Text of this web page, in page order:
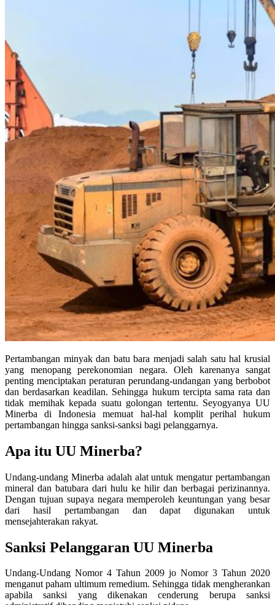
Pertambangan minyak dan batu bara menjadi salah satu hal krusial
yang menopang perekonomian negara. Oleh karenanya sangat
penting menciptakan peraturan perundang-undangan yang berbobot
dan berdasarkan keadilan. Sehingga hukum tercipta sama rata dan
tidak memihak kepada suatu golongan tertentu. Seyogyanya UU
Minerba di Indonesia memuat hal-hal komplit perihal hukum
pertambangan hingga sanksi-sanksi bagi pelanggarnya.
Apa itu UU Minerba?
Undang-undang Minerba adalah alat untuk mengatur pertambangan
mineral dan batubara dari hulu ke hilir dan berbagai perizinannya.
Dengan tujuan supaya negara memperoleh keuntungan yang besar
dari hasil pertambangan dan dapat digunakan untuk
mensejahterakan rakyat.
Sanksi Pelanggaran UU Minerba
Undang-Undang Nomor 4 Tahun 2009 jo Nomor 3 Tahun 2020
menganut paham ultimum remedium. Sehingga tidak mengherankan
apabila sanksi yang dikenakan cenderung berupa sanksi